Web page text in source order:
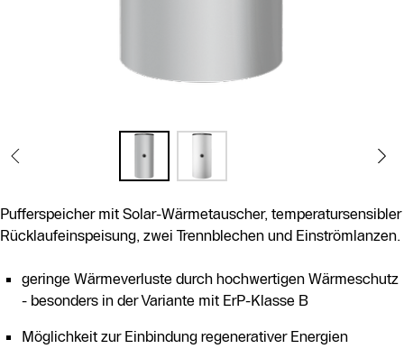
Pufferspeicher mit Solar-Wärmetauscher, temperatursensibler
Rücklaufeinspeisung, zwei Trennblechen und Einströmlanzen.
geringe Wärmeverluste durch hochwertigen Wärmeschutz
- besonders in der Variante mit ErP-Klasse B
Möglichkeit zur Einbindung regenerativer Energien